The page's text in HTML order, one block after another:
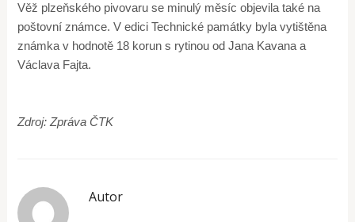
Věž plzeňského pivovaru se minulý měsíc objevila také na
poštovní známce. V edici Technické památky byla vytištěna
známka v hodnotě 18 korun s rytinou od Jana Kavana a
Václava Fajta.
Zdroj: Zpráva ČTK
Autor